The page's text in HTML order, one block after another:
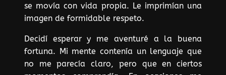
se movía con vida propia. Le imprimían una
imagen de formidable respeto.
Decidí esperar y me aventuré a la buena
fortuna. Mi mente contenía un lenguaje que
no me parecía claro, pero que en ciertos